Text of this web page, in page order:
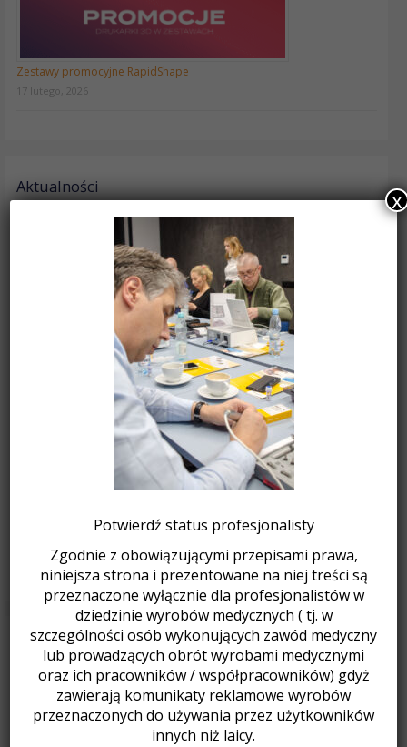
Zestawy promocyjne RapidShape
17 lutego, 2026
Aktualności
VITA EXCELLENCE AWARD 2027 – VITA ENAMIC
Tymczasowa zmiana w dostawach na terenie Warszawy
Oferta pracy: Asystent Działu Sprzedaży
Wyprzedaż urządzeń firmy BEGO do metod konwencjonalnych
Ministar Black Edition – 100 lecie Scheu-Dental!
VITA VIONIC® BASE RESIN FLEX
Zestawy promocyjne RapidShape
Frezarka Roland DWX-53DC
Frezarka Roland DWX-43W
Drukarka 3D ASIGA Max 2
Oferta pracy – Przedstawiciel Medyczny ds. Implantologii oraz
Technologii CAD/CAM
Kursy certyfikujące CA Clear Aligner
Fotorelacja Spotkanie Mikołajkowe 2025
Produkty
MINISTAR S czarny
10900,00 złz VAT
Poprzednia najniższa cena:10900,00zł
Potwierdź status profesjonalisty
Zgodnie z obowiązującymi przepisami prawa,
niniejsza strona i prezentowane na niej treści są
przeznaczone wyłącznie dla profesjonalistów w
dziedzinie wyrobów medycznych ( tj. w
szczególności osób wykonujących zawód medyczny
lub prowadzących obrót wyrobami medycznymi
oraz ich pracowników / współpracowników) gdyż
zawierają komunikaty reklamowe wyrobów
przeznaczonych do używania przez użytkowników
innych niż laicy.
x